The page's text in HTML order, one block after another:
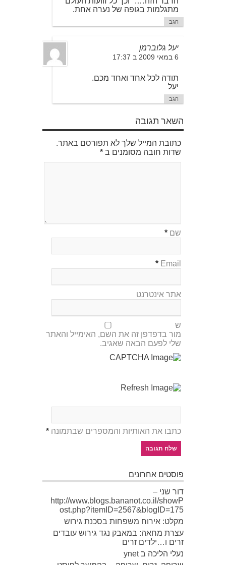
מתגלמות בגופה של נערה אחת.
הגב
יעל גלוברמן
6 במאי 2009 ב 17:37
תודה לכל אחד ואחד מכם.
יעל
הגב
השאר תגובה
כתובת המייל שלך לא תפורסם באתר.
שדות חובה מסומנים ב *
שם *
Email
*
אתר אינטרנט
ש
מור בדפדפן זה את השם, האימייל והאתר
שלי לפעם הבאה שאגיב.
כתבו את האותיות והמספרים שבתמונה *
פוסטים אחרונים
דור שני –
http://www.blogs.bananot.co.il/showP
ost.php?itemID=2567&blogID=175
מקלט: אירוח משפחות בסכנת גירוש
עצרת מחאה: במאבק נגד גירוש עובדים
זרים ו…ילדים זרים
נעלי הליכה ב ynet